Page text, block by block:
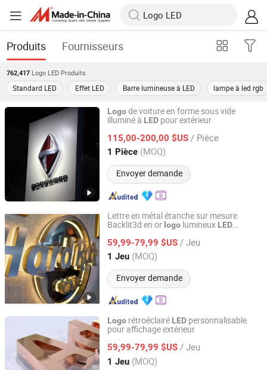
Produits Fournisseurs
762,417 Logo LED Produits
Standard LED Effet LED Barre lumineuse à LED lampe à led rgb
Logode voiture en forme sous vide
illuminé à LED pour extérieur
115,00-200,00 $US / Pièce
1 Pièce (MOQ)
Envoyer demande
Shanghai Goodbang Display Products Co., Ltd.
Shanghai, China Depuis 2015
Lettre en métal étanche sur mesure
Backlit3d en or logo lumineux LED
59,99-79,99 $US / Jeu
1 Jeu (MOQ)
Envoyer demande
Anhui Erybay Sign Co., Ltd.
Anhui, China Depuis 2024
Logo rétroéclairé LED personnalisable
pour affichage extérieur
59,99-79,99 $US / Jeu
1 Jeu (MOQ)
Anhui Erybay Sign Co., Ltd.
Anhui, China Depuis 2024